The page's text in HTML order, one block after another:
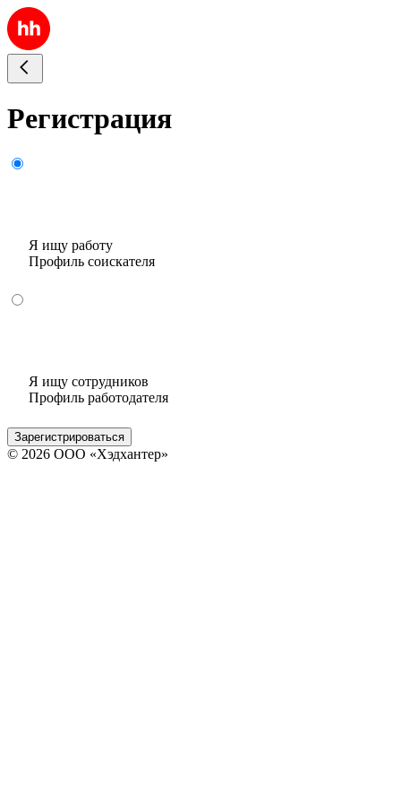
Регистрация
Я ищу работу
Профиль соискателя
Я ищу сотрудников
Профиль работодателя
Зарегистрироваться
© 2026 ООО «Хэдхантер»